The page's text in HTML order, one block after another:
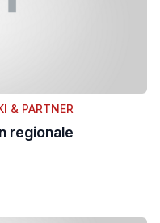
& PARTNER
regionale